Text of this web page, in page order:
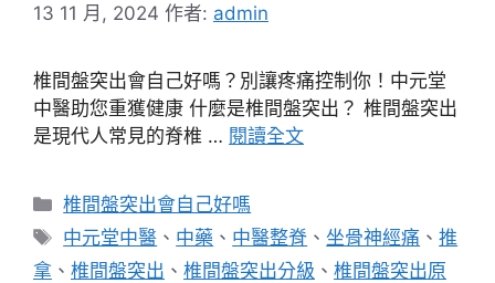
13 11 月, 2024 作者: admin
椎間盤突出會自己好嗎？別讓疼痛控制你！中元堂
中醫助您重獲健康 什麼是椎間盤突出？ 椎間盤突出
是現代人常見的脊椎 … 閱讀全文
分
類
椎間盤突出會自己好嗎
標
籤
中元堂中醫 、 中藥 、 中醫整脊 、坐骨神經痛 、推
拿 、 椎間盤突出 、 椎間盤突出分級 、 椎間盤突出原